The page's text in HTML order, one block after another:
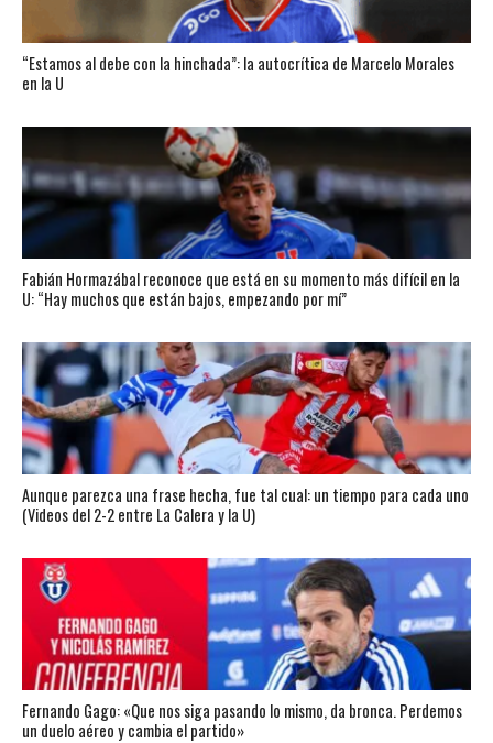
“Estamos al debe con la hinchada”: la autocrítica de Marcelo Morales
en la U
Fabián Hormazábal reconoce que está en su momento más difícil en la
U: “Hay muchos que están bajos, empezando por mí”
Aunque parezca una frase hecha, fue tal cual: un tiempo para cada uno
(Videos del 2-2 entre La Calera y la U)
Fernando Gago: «Que nos siga pasando lo mismo, da bronca. Perdemos
un duelo aéreo y cambia el partido»